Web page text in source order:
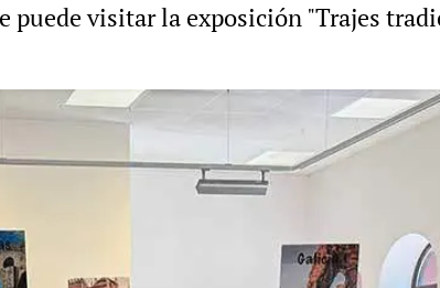
puede visitar la exposición "Trajes